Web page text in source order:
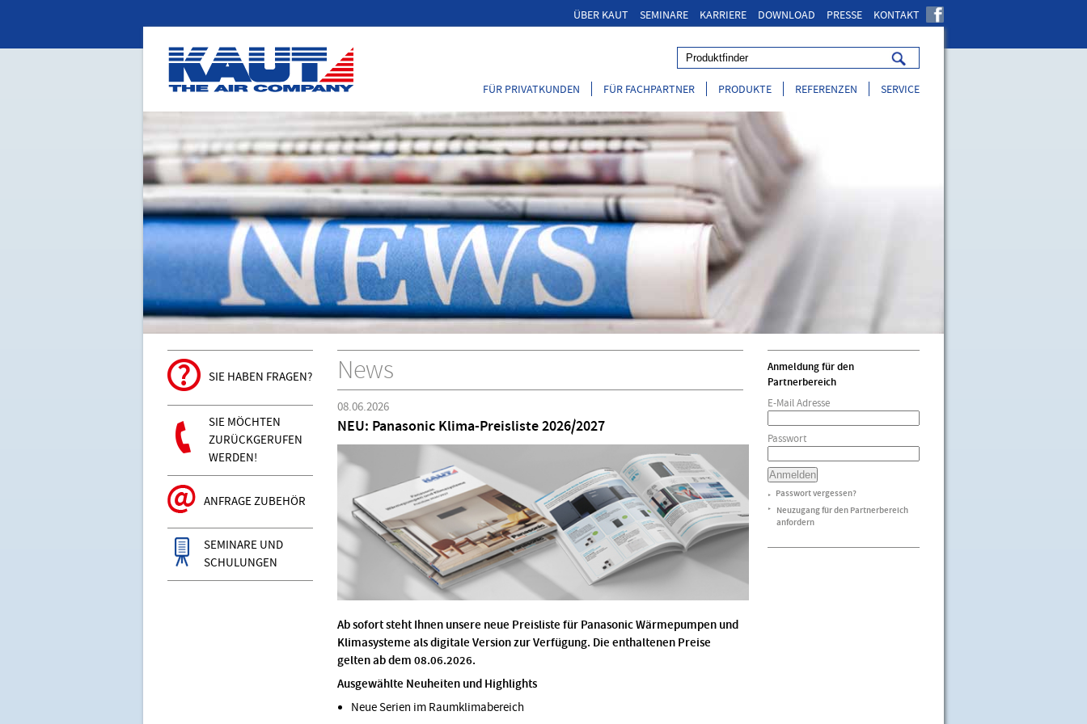
ÜBER KAUT SEMINARE KARRIERE DOWNLOAD PRESSE KONTAKT
FÜR PRIVATKUNDEN FÜR FACHPARTNER PRODUKTE REFERENZEN SERVICE
SIE HABEN FRAGEN?
SIE MÖCHTEN
ZURÜCKGERUFEN
WERDEN!
ANFRAGE ZUBEHÖR
SEMINARE UND
SCHULUNGEN
News
08.06.2026
NEU: Panasonic Klima-Preisliste 2026/2027
Ab sofort steht Ihnen unsere neue Preisliste für Panasonic Wärmepumpen und
Klimasysteme als digitale Version zur Verfügung. Die enthaltenen Preise
gelten ab dem 08.06.2026.
Ausgewählte Neuheiten und Highlights
Neue Serien im Raumklimabereich
Anmeldung für den
Partnerbereich
E-Mail Adresse
Passwort
► Passwort vergessen?
►
Neuzugang für den Partnerbereich
anfordern